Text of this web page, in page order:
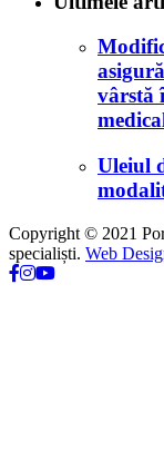
vârstă
Uleiul
Copyright © 2021
specialiști. Web